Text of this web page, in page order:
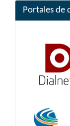
Portales de